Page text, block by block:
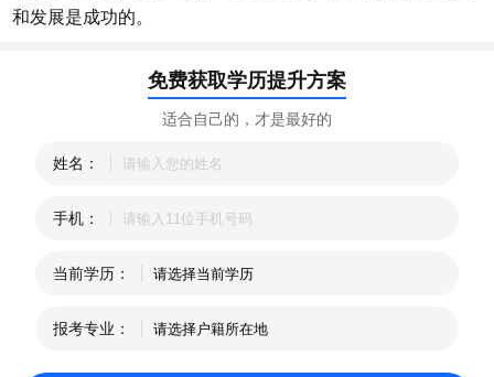
和发展是成功的。
免费获取学历提升方案
适合自己的，才是最好的
姓名：
手机：
当前学历：
报考专业：